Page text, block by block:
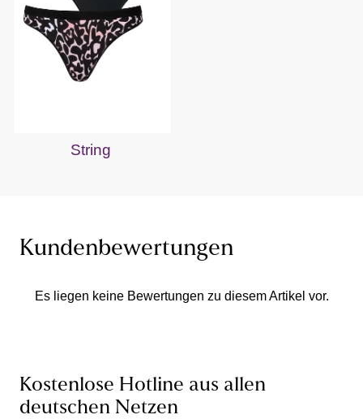
String
Kundenbewertungen
Es liegen keine Bewertungen zu diesem Artikel vor.
Kostenlose Hotline aus allen
deutschen Netzen